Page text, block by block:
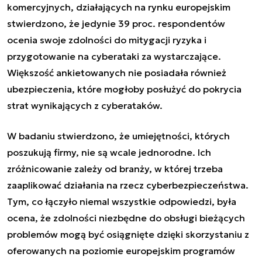
komercyjnych, działających na rynku europejskim
stwierdzono, że jedynie 39 proc. respondentów
ocenia swoje zdolności do mitygacji ryzyka i
przygotowanie na cyberataki za wystarczające.
Większość ankietowanych nie posiadała również
ubezpieczenia, które mogłoby posłużyć do pokrycia
strat wynikających z cyberataków.
W badaniu stwierdzono, że umiejętności, których
poszukują firmy, nie są wcale jednorodne. Ich
zróżnicowanie zależy od branży, w której trzeba
zaaplikować działania na rzecz cyberbezpieczeństwa.
Tym, co łączyło niemal wszystkie odpowiedzi, była
ocena, że zdolności niezbędne do obsługi bieżących
problemów mogą być osiągnięte dzięki skorzystaniu z
oferowanych na poziomie europejskim programów